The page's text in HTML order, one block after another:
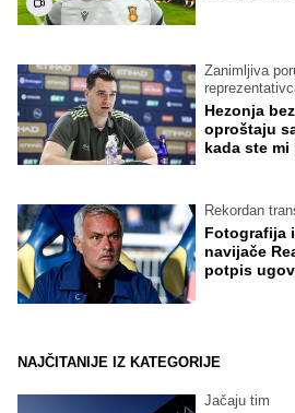
Zanimljiva
Hezonja
oproštaju
kada ste mi
Rekordan
Fotografija
navijače
potpis
NAJČITANIJE IZ KATEGORIJE
Jačaju tim